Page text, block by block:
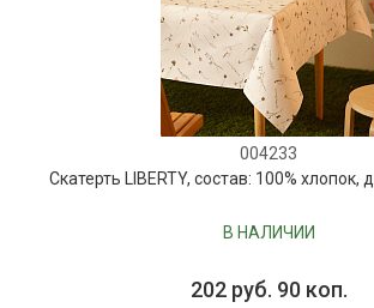
004233
Скатерть LIBERTY, состав: 100% хлопок,
В НАЛИЧИИ
202 руб. 90 коп.